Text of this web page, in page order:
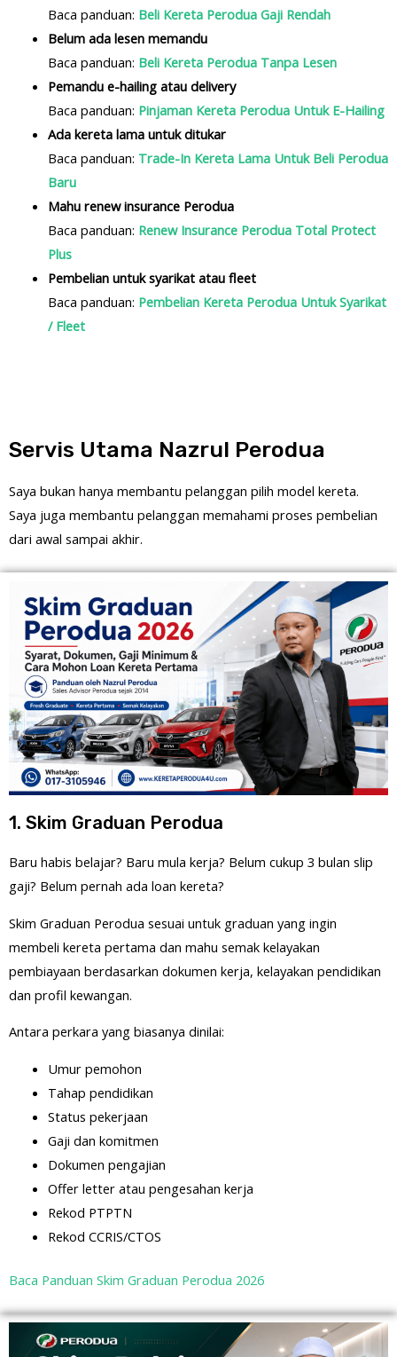
Baca panduan: Beli Kereta Perodua Gaji Rendah
Belum ada lesen memandu
Baca panduan: Beli Kereta Perodua Tanpa Lesen
Pemandu e-hailing atau delivery
Baca panduan: Pinjaman Kereta Perodua Untuk E-Hailing
Ada kereta lama untuk ditukar
Baca panduan: Trade-In Kereta Lama Untuk Beli Perodua
Baru
Mahu renew insurance Perodua
Baca panduan: Renew Insurance Perodua Total Protect
Plus
Pembelian untuk syarikat atau fleet
Baca panduan: Pembelian Kereta Perodua Untuk Syarikat
/ Fleet
Servis Utama Nazrul Perodua
Saya bukan hanya membantu pelanggan pilih model kereta.
Saya juga membantu pelanggan memahami proses pembelian
dari awal sampai akhir.
1. Skim Graduan Perodua
Baru habis belajar? Baru mula kerja? Belum cukup 3 bulan slip
gaji? Belum pernah ada loan kereta?
Skim Graduan Perodua sesuai untuk graduan yang ingin
membeli kereta pertama dan mahu semak kelayakan
pembiayaan berdasarkan dokumen kerja, kelayakan pendidikan
dan profil kewangan.
Antara perkara yang biasanya dinilai:
Umur pemohon
Tahap pendidikan
Status pekerjaan
Gaji dan komitmen
Dokumen pengajian
Offer letter atau pengesahan kerja
Rekod PTPTN
Rekod CCRIS/CTOS
Baca Panduan Skim Graduan Perodua 2026